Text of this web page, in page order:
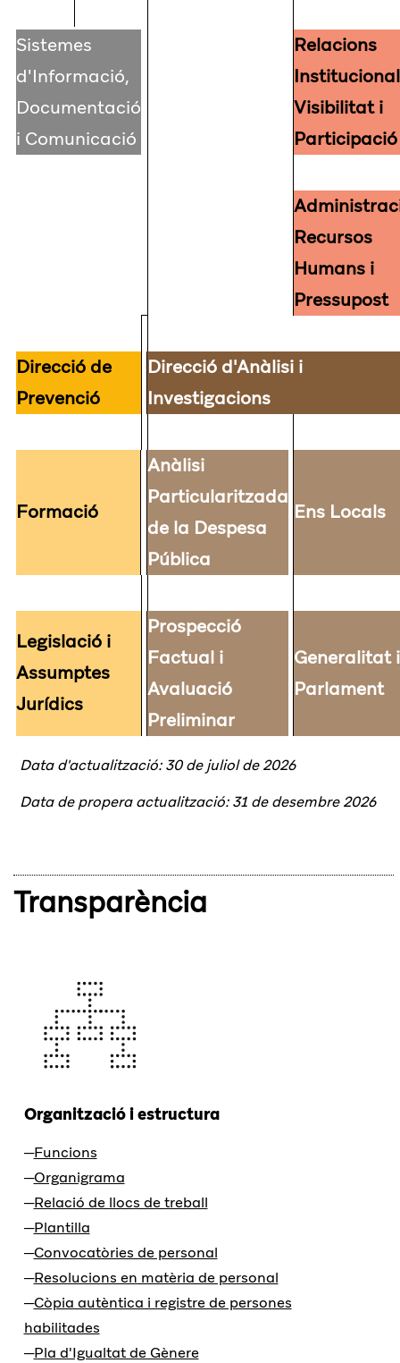
Sistemes
d'Informació,
Documentació
i Comunicació
Relacions
Visibilitat i
Participació
Recursos
Humans i
Pressupost
Direcció de
Prevenció
Direcció d'Anàlisi i
Investigacions
Formació
Anàlisi
Particularitzada
de la Despesa
Pública
Ens Locals
Legislació i
Assumptes
Jurídics
Prospecció
Factual i
Avaluació
Preliminar
Generalitat i
Parlament
Data d'actualització: 30 de juliol de 2026
Data de propera actualització: 31 de desembre 2026
Transparència
Organització i estructura
Funcions
Organigrama
Relació de llocs de treball
Plantilla
Convocatòries de personal
Resolucions en matèria de personal
Còpia autèntica i registre de persones
habilitades
Pla d'Igualtat de Gènere